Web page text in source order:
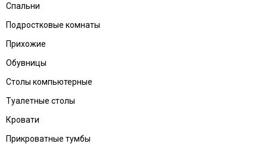
Спальни
Подростковые комнаты
Прихожие
Обувницы
Столы компьютерные
Туалетные столы
Кровати
Прикроватные тумбы